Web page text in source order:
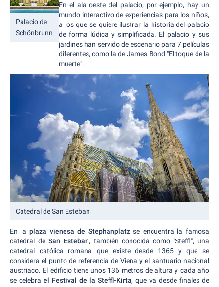
Palacio de
Schönbrunn
En el ala oeste del palacio, por ejemplo, hay un
mundo interactivo de experiencias para los niños,
a los que se quiere ilustrar la historia del palacio
de forma lúdica y simplificada. El palacio y sus
jardines han servido de escenario para 7 películas
diferentes, como la de James Bond "El toque de la
muerte".
Catedral de San Esteban
En laplaza vienesa de Stephanplatzse encuentra la famosa
catedral deSan Esteban, también conocida como "Steffl", una
catedral católica romana que existe desde 1365 y que se
considera el punto de referencia de Viena y el santuario nacional
austriaco. El edificio tiene unos 136 metros de altura y cada año
se celebra el Festival de la Steffl-Kirta, que va desde finales de